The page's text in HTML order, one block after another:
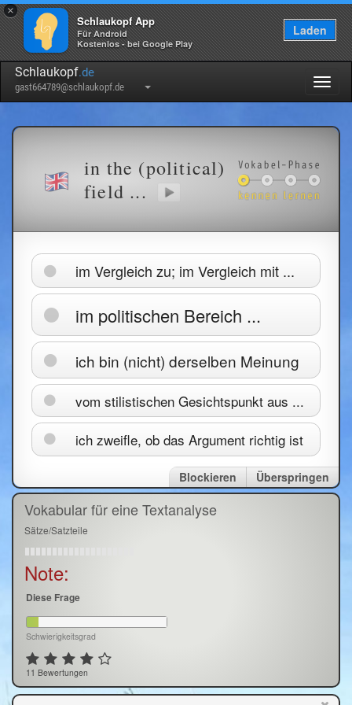
×
Schlaukopf App
Für Android
Kostenlos - bei Google Play
Laden
Schlaukopf.de
gast664789@schlaukopf.de
in the (political)
field ...
im Vergleich zu; im Vergleich mit ...
im politischen Bereich ...
ich bin (nicht) derselben Meinung
vom stilistischen Gesichtspunkt aus ...
ich zweifle, ob das Argument richtig ist
Überspringen
Blockieren
Vokabular für eine Textanalyse
Sätze/Satzteile
Note:
Diese Frage
Schwierigkeitsgrad
11 Bewertungen